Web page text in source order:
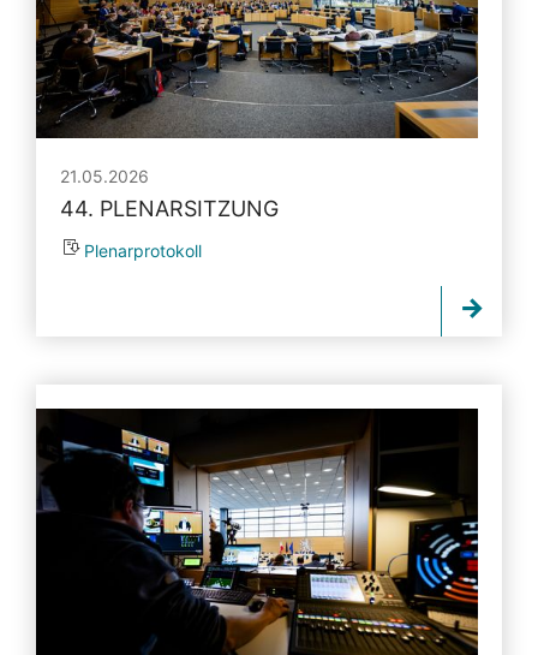
21.05.2026
44. PLENARSITZUNG
Plenarprotokoll